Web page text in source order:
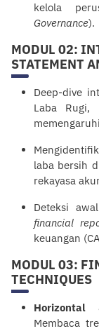
kelola
Governance).
MODUL 02:
STATEMENT
Deep-dive
Laba Rugi,
laba bersih
rekayasa
Deteksi
financial
keuangan
MODUL 03:
TECHNIQUES
Horizontal
Membaca